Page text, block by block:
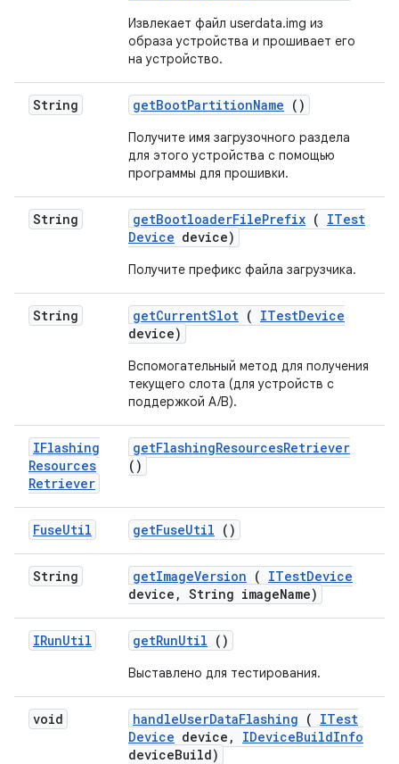
Извлекает файл userdata.img из
образа устройства и прошивает его
на устройство.
String getBootPartitionName ()
Получите имя загрузочного раздела
для этого устройства с помощью
программы для прошивки.
String getBootloaderFilePrefix ( ITest
Device device)
Получите префикс файла загрузчика.
String getCurrentSlot ( ITestDevice
device)
Вспомогательный метод для получения
текущего слота (для устройств с
поддержкой A/B).
IFlashing
Resources
Retriever
getFlashingResourcesRetriever
()
FuseUtil getFuseUtil ()
String getImageVersion ( ITestDevice
device , String imageName)
IRunUtil getRunUtil ()
Выставлено для тестирования.
void handleUserDataFlashing ( ITest
Device device , IDeviceBuildInfo
deviceBuild)